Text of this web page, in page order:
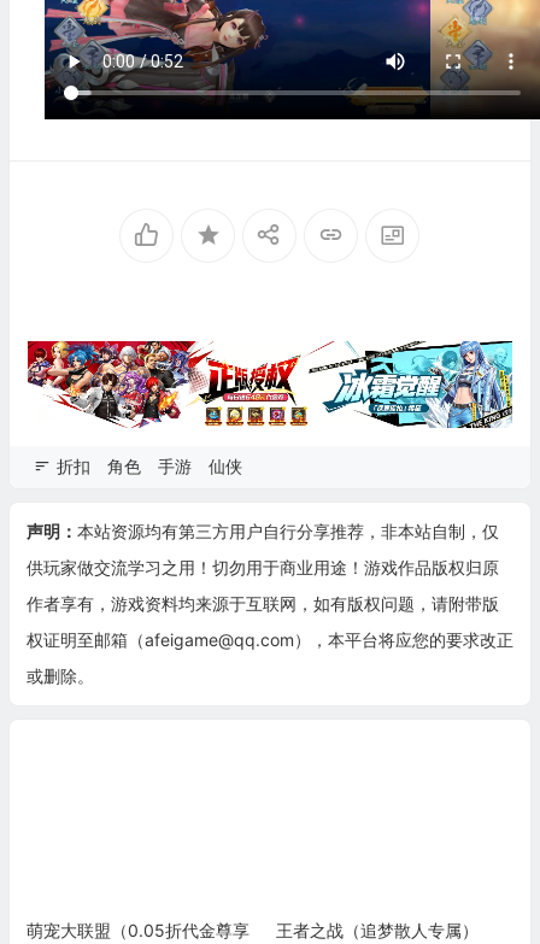
折扣 角色 手游 仙侠
声明： 本站资源均有第三方用户自行分享推荐，非本站自制，仅
供玩家做交流学习之用！切勿用于商业用途！游戏作品版权归原
作者享有，游戏资料均来源于互联网，如有版权问题，请附带版
权证明至邮箱（afeigame@qq.com），本平台将应您的要求改正
或删除。
萌宠大联盟（0.05折代金尊享
王者之战（追梦散人专属）